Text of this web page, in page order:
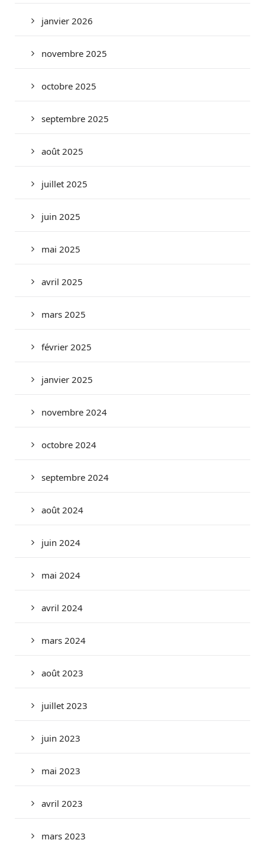
janvier 2026
novembre 2025
octobre 2025
septembre 2025
août 2025
juillet 2025
juin 2025
mai 2025
avril 2025
mars 2025
février 2025
janvier 2025
novembre 2024
octobre 2024
septembre 2024
août 2024
juin 2024
mai 2024
avril 2024
mars 2024
août 2023
juillet 2023
juin 2023
mai 2023
avril 2023
mars 2023